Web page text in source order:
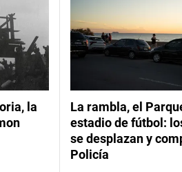
la
La rambla, el
estadio de fútbol:
se desplazan y
Policía